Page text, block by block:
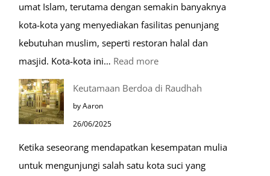
Nabawi
umat Islam, terutama dengan semakin banyaknya
kota-kota yang menyediakan fasilitas penunjang
kebutuhan muslim, seperti restoran halal dan
masjid. Kota-kota ini… Read more:
di
Eropa
Keutamaan Berdoa di Raudhah
by Aaron
26/06/2025
Ketika seseorang mendapatkan kesempatan mulia
untuk mengunjungi salah satu kota suci yang